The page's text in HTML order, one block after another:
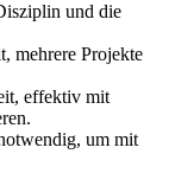
und die
mehrere Projekte
effektiv mit
um mit